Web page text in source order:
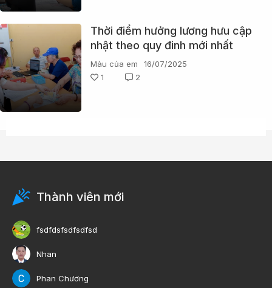
Thời điểm hưởng lương hưu cập
nhật theo quy đinh mới nhất
Màu của em
16/07/2025
1
2
Thành viên mới
fsdfdsfsdfsdfsd
Nhan
Phan Chương